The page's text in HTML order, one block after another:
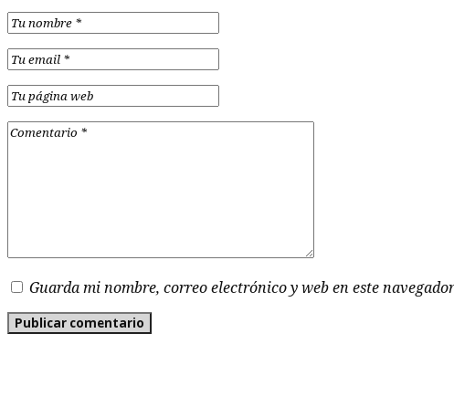
Guarda mi nombre, correo electrónico y web en este